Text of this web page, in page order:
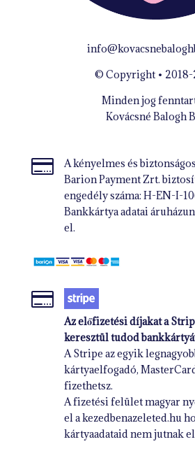
© Copyright •
Minden jog
Kovácsné Balogh

A kényelmes és
Barion Payment Zrt.
engedély száma: H-EN-I-
Bankkártya adatai
el.

Az előfizetési díjakat a
keresztül tudod
A Stripe az egyik
kártyaelfogadó,
fizethetsz.
A fizetési felület magyar
el a kezedbenazeleted.hu
kártyaadataid nem jutnak